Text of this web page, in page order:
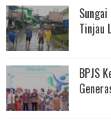
Tinjau
BPJS